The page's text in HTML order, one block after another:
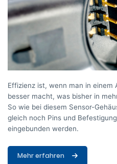
Effizienz ist, wenn man in einem
besser macht, was bisher in
So wie bei diesem Sensor-
gleich noch Pins und
eingebunden werden.
Mehr erfahren